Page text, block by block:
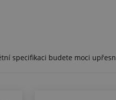
specifikaci budete moci